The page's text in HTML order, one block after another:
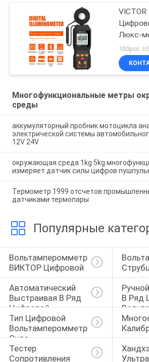
Люкс-
Многофункциональные метры
среды
аккумуляторный пробник мотоцикла
электрической системы
12V 24V
окружающая среда 1kg 5kg
измеряет датчик силы цифров
Термометр 1999 отсчетов
датчиками термопары
Популярные
Вольтамперомметр
ВИКТОР Цифровой
Автоматический
Выстраивая В Ряд
Цифровой
Вольтамперомметр
В Ряд
Тип Цифровой
Вольтамперомметр
Суда
Тестер
Сопротивления